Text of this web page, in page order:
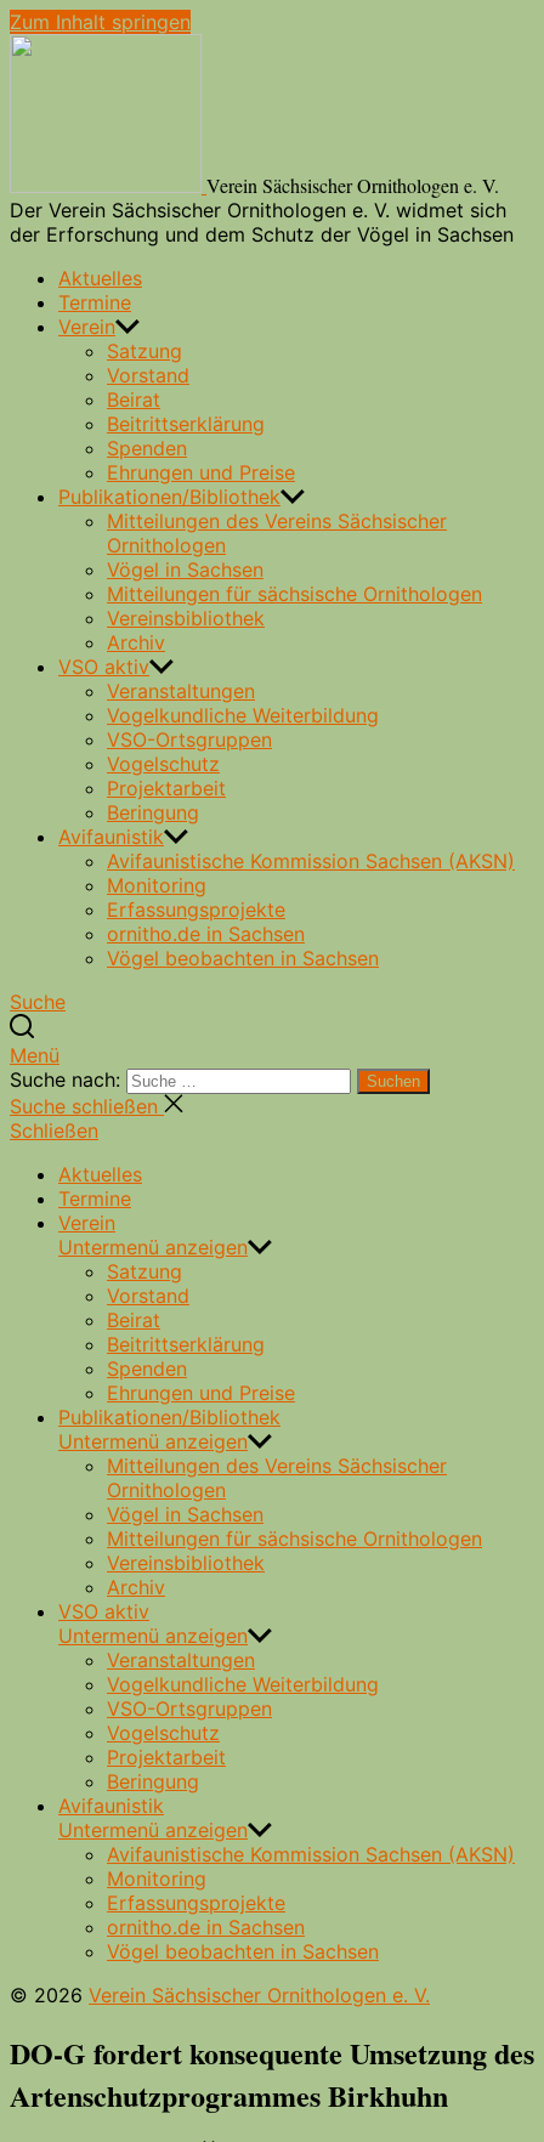
Zum Inhalt springen
Verein Sächsischer Ornithologen e. V.
Der Verein Sächsischer Ornithologen e. V. widmet sich
der Erforschung und dem Schutz der Vögel in Sachsen
Aktuelles
Termine
Verein
Satzung
Vorstand
Beirat
Beitrittserklärung
Spenden
Ehrungen und Preise
Publikationen/Bibliothek
Mitteilungen des Vereins Sächsischer
Ornithologen
Vögel in Sachsen
Mitteilungen für sächsische Ornithologen
Vereinsbibliothek
Archiv
VSO aktiv
Veranstaltungen
Vogelkundliche Weiterbildung
VSO-Ortsgruppen
Vogelschutz
Projektarbeit
Beringung
Avifaunistik
Avifaunistische Kommission Sachsen (AKSN)
Monitoring
Erfassungsprojekte
ornitho.de in Sachsen
Vögel beobachten in Sachsen
Suche
Menü
Suche nach:
Suchen
Suche schließen
Schließen
Aktuelles
Termine
Verein
Untermenü anzeigen
Satzung
Vorstand
Beirat
Beitrittserklärung
Spenden
Ehrungen und Preise
Publikationen/Bibliothek
Untermenü anzeigen
Mitteilungen des Vereins Sächsischer
Ornithologen
Vögel in Sachsen
Mitteilungen für sächsische Ornithologen
Vereinsbibliothek
Archiv
VSO aktiv
Untermenü anzeigen
Veranstaltungen
Vogelkundliche Weiterbildung
VSO-Ortsgruppen
Vogelschutz
Projektarbeit
Beringung
Avifaunistik
Untermenü anzeigen
Avifaunistische Kommission Sachsen (AKSN)
Monitoring
Erfassungsprojekte
ornitho.de in Sachsen
Vögel beobachten in Sachsen
© 2026 Verein Sächsischer Ornithologen e. V.
DO-G fordert konsequente Umsetzung des
Artenschutzprogrammes Birkhuhn